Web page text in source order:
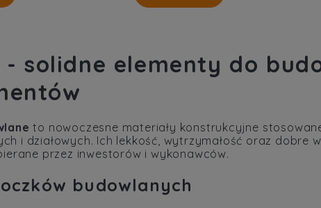
- solidne elementy do
to nowoczesne materiały konstrukcyjne
i działowych. Ich lekkość, wytrzymałość oraz dobre
przez inwestorów i wykonawców.
budowlanych